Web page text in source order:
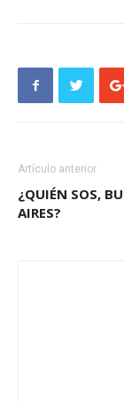
Artículo anterior
¿QUIÉN SOS,
AIRES?